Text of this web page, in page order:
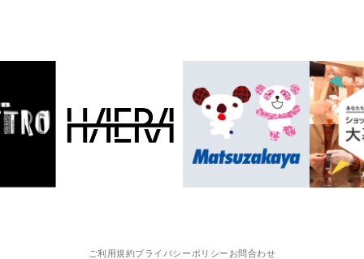
ご利用規約プライバシーポリシー お問合わせ